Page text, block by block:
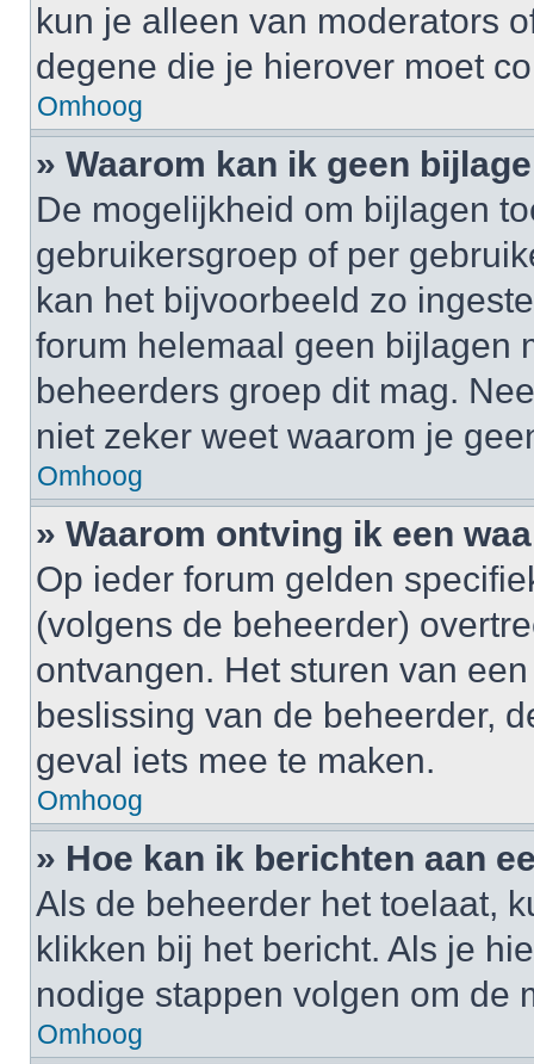
kun je alleen van moderators
degene die je hierover moet
Omhoog
» Waarom kan ik geen
De mogelijkheid om bijlagen
gebruikersgroep of per
kan het bijvoorbeeld zo
forum helemaal geen bijlagen
beheerders groep dit mag.
niet zeker weet waarom je
Omhoog
» Waarom ontving ik een
Op ieder forum gelden
(volgens de beheerder)
ontvangen. Het sturen van
beslissing van de beheerder,
geval iets mee te maken.
Omhoog
» Hoe kan ik berichten aan
Als de beheerder het toelaat,
klikken bij het bericht. Als je
nodige stappen volgen om de
Omhoog